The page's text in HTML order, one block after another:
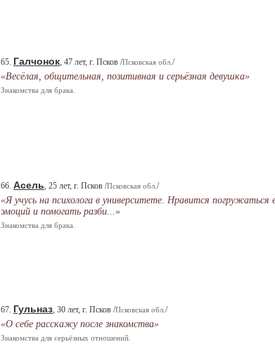
65. Галчонок, 47 лет, г. Псков /Псковская обл. /
«Весёлая, общительная, позитивная и серьёзная девушка»
Знакомства для брака.
66. Асель, 25 лет, г. Псков /Псковская обл. /
«Я учусь на психолога в университете. Нравится погружаться
эмоций и помогать разби...»
Знакомства для брака.
67. Гульназ, 30 лет, г. Псков /Псковская обл. /
«О себе расскажу после знакомства»
Знакомства для серьёзных отношений.